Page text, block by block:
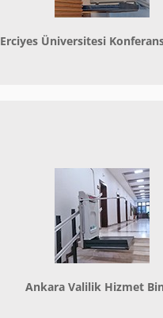
Erciyes Üniversitesi
Ankara Valilik Hizmet